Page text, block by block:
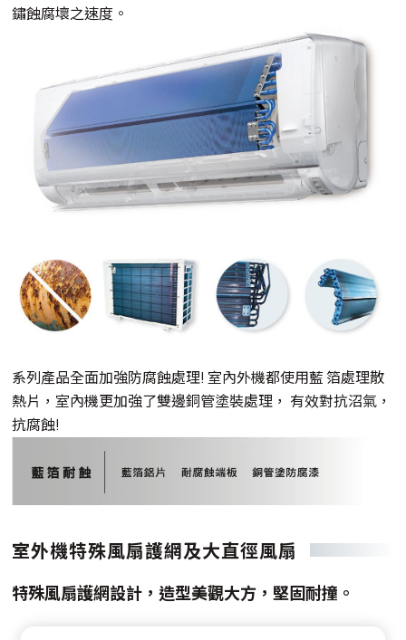
鏽蝕腐壞之速度。
系列產品全面加強防腐蝕處理! 室內外機都使用藍 箔處理散
熱片，室內機更加強了雙邊銅管塗裝處理， 有效對抗沼氣，
抗腐蝕!
室外機特殊風扇護網及大直徑風扇
特殊風扇護網設計，造型美觀大方，堅固耐撞。